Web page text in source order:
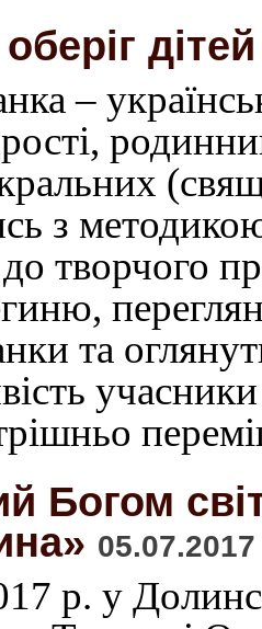
–
з
творчого
та
учасники
Богом
05.07.2017
р. у